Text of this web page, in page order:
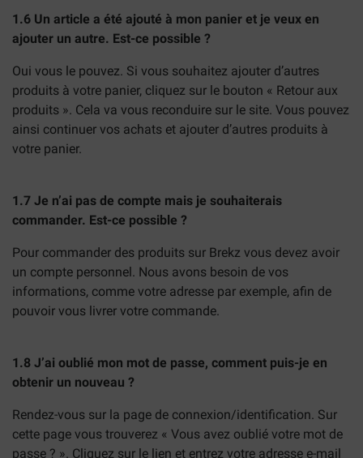
1.6 Un article a été ajouté à mon panier et je veux en
ajouter un autre. Est-ce possible ?
Oui vous le pouvez. Si vous souhaitez ajouter d’autres
produits à votre panier, cliquez sur le bouton « Retour aux
produits ». Cela va vous reconduire sur le site. Vous pouvez
ainsi continuer vos achats et ajouter d’autres produits à
votre panier.
1.7 Je n’ai pas de compte mais je souhaiterais
commander. Est-ce possible ?
Pour commander des produits sur Brekz vous devez avoir
un compte personnel. Nous avons besoin de vos
informations, comme votre adresse par exemple, afin de
pouvoir vous livrer votre commande.
1.8 J’ai oublié mon mot de passe, comment puis-je en
obtenir un nouveau ?
Rendez-vous sur la page de connexion/identification. Sur
cette page vous trouverez « Vous avez oublié votre mot de
passe ? ». Cliquez sur le lien et entrez votre adresse e-mail